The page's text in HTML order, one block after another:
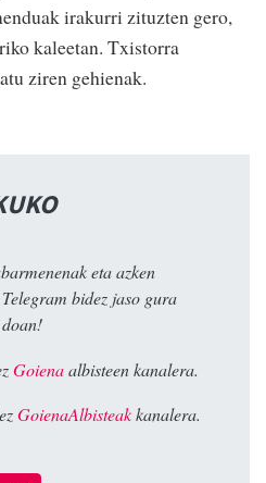
irakurri zituzten gero,
kaleetan. Txistorra
ziren gehienak.
eta azken
bidez jaso gura
Goienaalbisteen kanalera.
GoienaAlbisteakkanalera.